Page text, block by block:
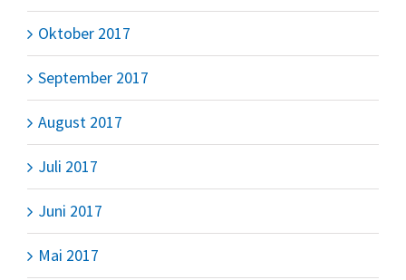
Oktober 2017
September 2017
August 2017
Juli 2017
Juni 2017
Mai 2017